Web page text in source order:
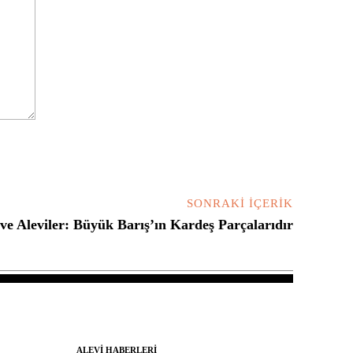
SONRAKI İÇERIK
Aleviler: Büyük Barış’ın Kardeş Parçalarıdır
ALEVI HABERLERI